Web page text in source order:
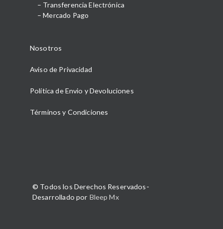
– Transferencia Electrónica
– Mercado Pago
Nosotros
Aviso de Privacidad
Política de Envio y Devoluciones
Términos y Condiciones
© Todos los Derechos Reservados-
Desarrollado por Bleep Mx